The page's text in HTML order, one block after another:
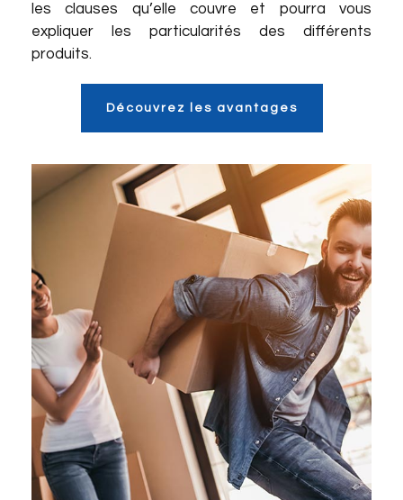
les clauses qu’elle couvre et pourra vous
expliquer les particularités des différents
produits.
Découvrez les avantages